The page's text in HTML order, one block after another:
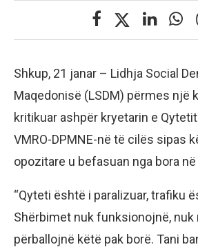
Shkup, 21 janar – Lidhja Social
Maqedonisë (LSDM) përmes një
kritikuar ashpër kryetarin e
VMRO-DPMNE-në të cilës sipas
opozitare u befasuan nga bora në
“Qyteti është i paralizuar, trafiku
Shërbimet nuk funksionojnë, nuk
përballojnë këtë pak borë. Tani